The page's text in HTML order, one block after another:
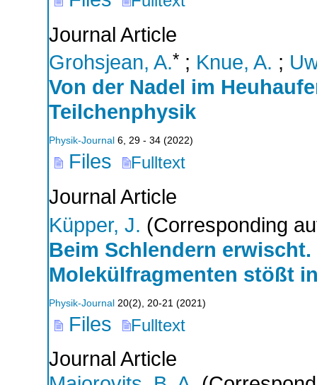
Journal Article
Grohsjean, A.* ; Knue, A. ;
Von der Nadel im
Teilchenphysik
Physik-Journal 6, 29 - 34 (2022)
Files Fulltext
Journal Article
Küpper, J. (Corresponding
Beim Schlendern
Molekülfragmenten stößt
Physik-Journal 20(2), 20-21 (2021 )
Files Fulltext
Journal Article